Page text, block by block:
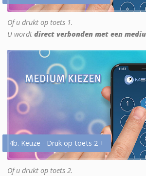
Of u drukt op toets 1.
U wordt direct verbonden met een
4b. Keuze - Druk op toets 2 +
Of u drukt op toets 2.